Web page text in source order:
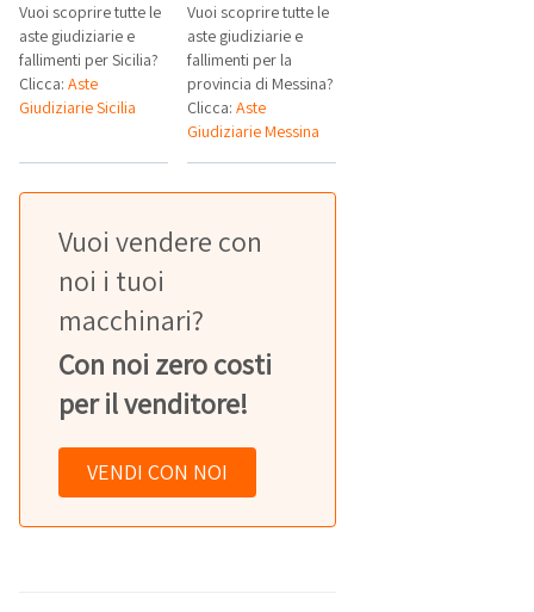
Vuoi scoprire tutte le
aste giudiziarie e
fallimenti per Sicilia?
Clicca: Aste
Giudiziarie Sicilia
Vuoi scoprire tutte le
aste giudiziarie e
fallimenti per la
provincia di Messina?
Clicca:Aste
Giudiziarie Messina
Vuoi vendere con
noi i tuoi
macchinari?
Con noi zero costi
per il venditore!
VENDI CON NOI